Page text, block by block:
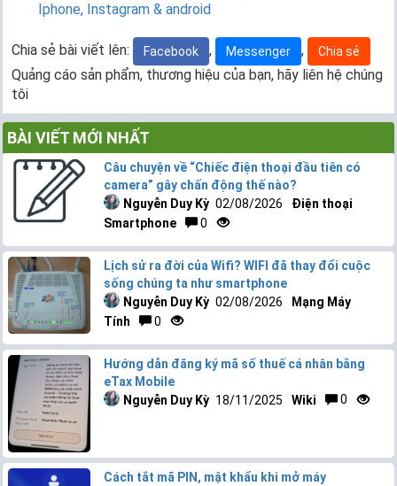
Iphone, Instagram & android
Chia sẻ bài viết lên: Facebook , Messenger , Chia sẻ
Quảng cáo sản phẩm, thương hiệu của bạn, hãy liên hệ chúng
tôi
BÀI VIẾT MỚI NHẤT
Câu chuyện về “Chiếc điện thoại đầu tiên có
camera” gây chấn động thế nào?
Nguyễn Duy Kỳ 02/08/2026
Điện thoại
Smartphone
0
Lịch sử ra đời của Wifi? WIFI đã thay đổi cuộc
sống chúng ta như smartphone
Nguyễn Duy Kỳ 02/08/2026
Mạng Máy
Tính
0
Hướng dẫn đăng ký mã số thuế cá nhân bằng
eTax Mobile
Nguyễn Duy Kỳ 18/11/2025 Wiki 0
Cách tắt mã PIN, mật khẩu khi mở máy